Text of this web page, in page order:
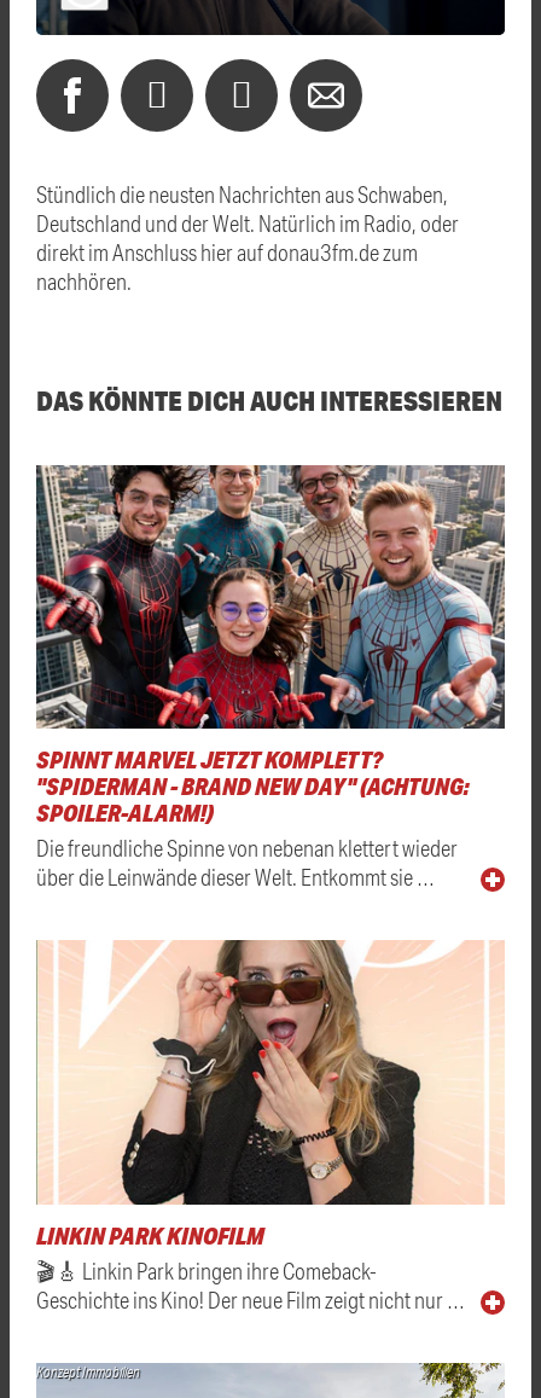
Stündlich die neusten Nachrichten aus Schwaben,
Deutschland und der Welt. Natürlich im Radio, oder
direkt im Anschluss hier auf donau3fm.de zum
nachhören.
DAS KÖNNTE DICH AUCH INTERESSIEREN
SPINNT MARVEL JETZT KOMPLETT?
"SPIDERMAN - BRAND NEW DAY" (ACHTUNG:
SPOILER-ALARM!)
Die freundliche Spinne von nebenan klettert wieder
über die Leinwände dieser Welt. Entkommt sie …
LINKIN PARK KINOFILM
🎬🎸 Linkin Park bringen ihre Comeback-
Geschichte ins Kino! Der neue Film zeigt nicht nur …
Konzept Immobilien